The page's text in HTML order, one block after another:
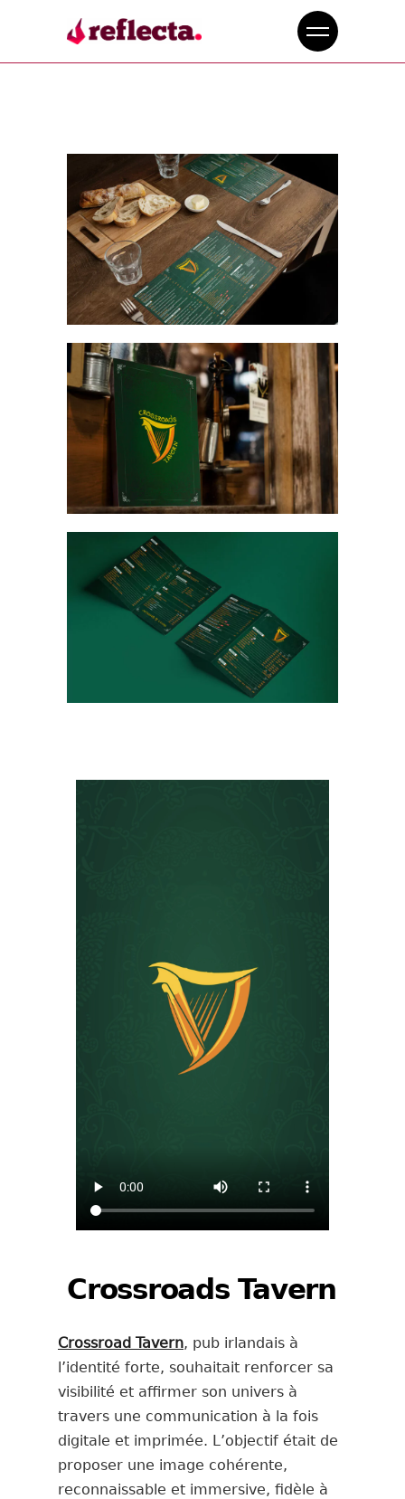
Crossroads Tavern
Crossroad Tavern, pub irlandais à
l’identité forte, souhaitait renforcer sa
visibilité et affirmer son univers à
travers une communication à la fois
digitale et imprimée. L’objectif était de
proposer une image cohérente,
reconnaissable et immersive, fidèle à